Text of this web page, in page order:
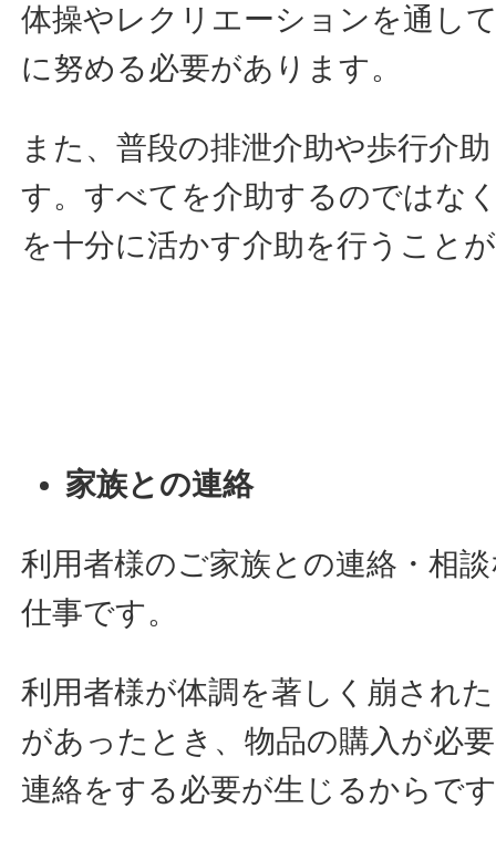
体操やレクリエーションを通し
に努める必要があります。
また、普段の排泄介助や歩行介
す。すべてを介助するのではな
を十分に活かす介助を行うこと
家族との連絡
利用者様のご家族との連絡・相
仕事です。
利用者様が体調を著しく崩され
があったとき、物品の購入が必
連絡をする必要が生じるからで